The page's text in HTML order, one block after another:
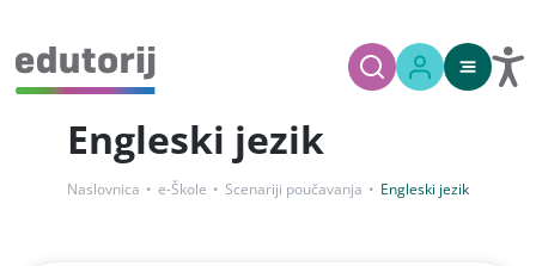
Engleski jezik
Naslovnica e-Škole Scenariji poučavanja Engleski jezik